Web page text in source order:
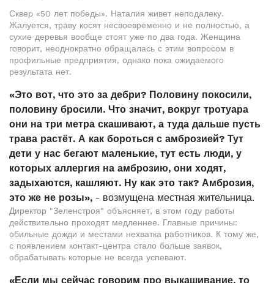
Сквер «50 лет победы». Наталия живет неподалеку.
Жалуется, траву косят несвоевременно и не полностью, а
сухие деревья вообще стоят уже по два года. Женщина
говорит, неоднократно обращалась с этим вопросом в
профильные предприятия, однако пока ожидаемого
результата нет.
«Это вот, что это за дебри? Половину покосили,
половину бросили. Что значит, вокруг тротуара
они на три метра скашивают, а туда дальше пусть
трава растёт. А как бороться с амброзией? Тут
дети у нас бегают маленькие, тут есть люди, у
которых аллергия на амброзию, они ходят,
задыхаются, кашляют. Ну как это так? Амброзия,
это же не розы», - возмущена местная жительница.
Директор "Зеленстроя" объясняет, в этом году работы
действительно проходят медленнее. Главные причины:
обильные дожди и местами нехватка работников. К тому же,
с появлением контакт-центра стало больше заявок,
обрабатывать которые не всегда успевают.
«Если мы сейчас говорим про выкашивание, то